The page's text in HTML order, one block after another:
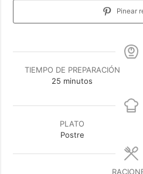
Pinear
TIEMPO DE PREPARACIÓN
25 minutos
minutos
PLATO
Postre